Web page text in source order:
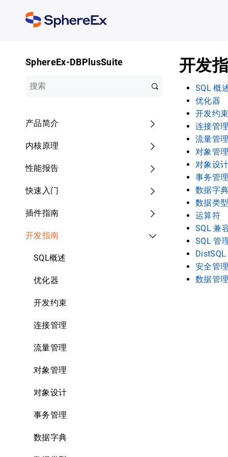
SphereEx-DBPlusSuite
产品简介
内核原理
性能报告
快速入门
插件指南
开发指南
SQL概述
优化器
开发约束
连接管理
流量管理
对象管理
对象设计
事务管理
数据字典
开发
SQL 概
优化器
开发约束
连接管理
流量管理
对象管理
对象设计
事务管理
数据字典
数据类型
运算符
SQL 兼
SQL 管
DistSQL
安全管理
数据管理